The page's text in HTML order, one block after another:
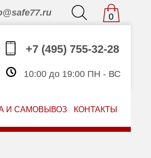
0
+7 (495) 755-32-28
10:00 до 19:00 ПН - ВС
И САМОВЫВОЗ КОНТАКТЫ